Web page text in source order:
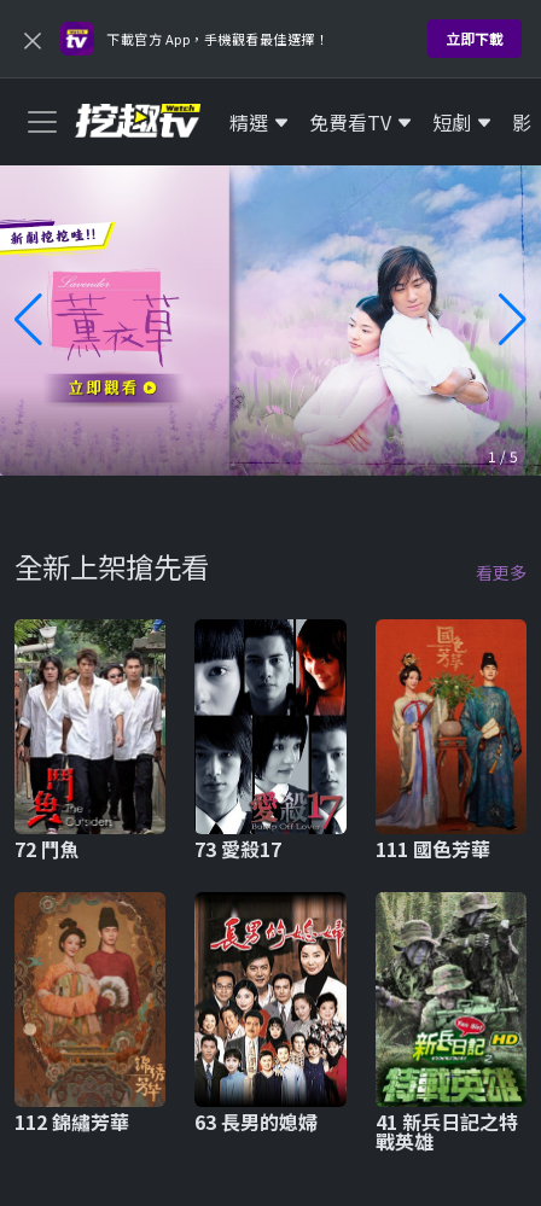
× 下載官方 App，手機觀看最佳選擇！ 立即下載
精選 免費看TV 短劇 影
1/5
全新上架搶先看 看更多
72 鬥魚 73 愛殺17 111 國色芳華
112 錦繡芳華 63 長男的媳婦 41 新兵日記之特
戰英雄